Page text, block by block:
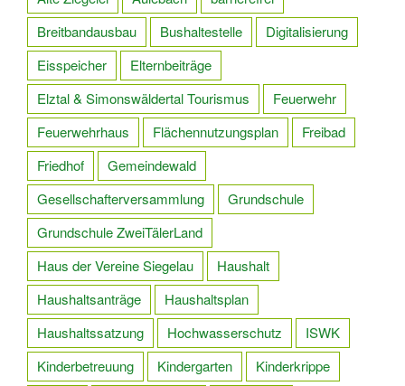
Breitbandausbau
Bushaltestelle
Digitalisierung
Eisspeicher
Elternbeiträge
Elztal & Simonswäldertal Tourismus
Feuerwehr
Feuerwehrhaus
Flächennutzungsplan
Freibad
Friedhof
Gemeindewald
Gesellschafterversammlung
Grundschule
Grundschule ZweiTälerLand
Haus der Vereine Siegelau
Haushalt
Haushaltsanträge
Haushaltsplan
Haushaltssatzung
Hochwasserschutz
ISWK
Kinderbetreuung
Kindergarten
Kinderkrippe